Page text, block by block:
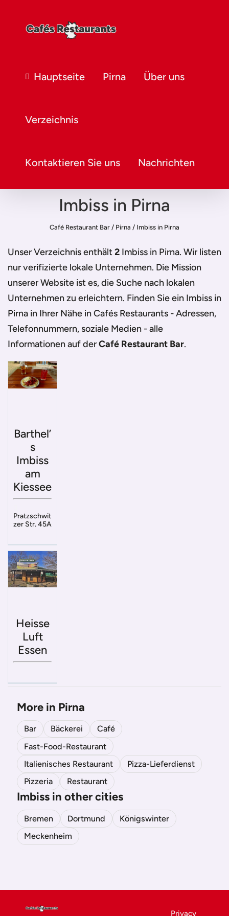
Hauptseite Pirna Über uns
Verzeichnis
Kontaktieren Sie uns Nachrichten
Imbiss in Pirna
Café Restaurant Bar / Pirna / Imbiss in Pirna
Unser Verzeichnis enthält2 Imbiss in Pirna. Wir listen
nur verifizierte lokale Unternehmen. Die Mission
unserer Website ist es, die Suche nach lokalen
Unternehmen zu erleichtern. Finden Sie ein Imbiss in
Pirna in Ihrer Nähe in Cafés Restaurants - Adressen,
Telefonnummern, soziale Medien - alle
Informationen auf derCafé Restaurant Bar.
Barthel’
s
Imbiss
am
Kiessee
Pratzschwit
zer Str. 45A
Heisse
Luft
Essen
More in Pirna
Bar Bäckerei
Café
Fast-Food-Restaurant
Italienisches Restaurant
Pizza-Lieferdienst
Pizzeria
Restaurant
Imbiss in other cities
Bremen Dortmund
Königswinter
Meckenheim
Privacy